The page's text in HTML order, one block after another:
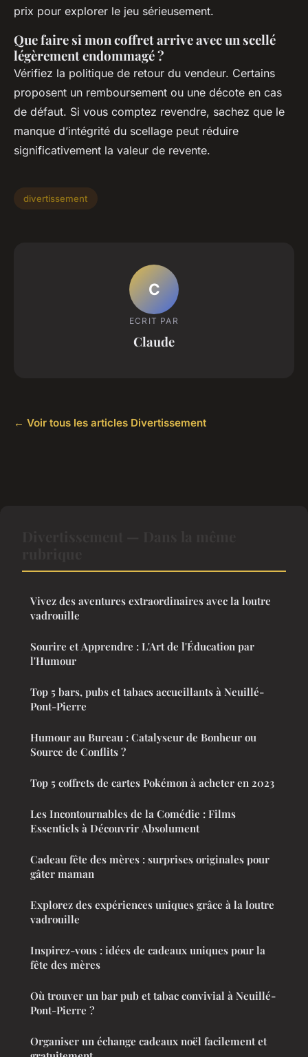
prix pour explorer le jeu sérieusement.
Que faire si mon coffret arrive avec un scellé
légèrement endommagé ?
Vérifiez la politique de retour du vendeur. Certains
proposent un remboursement ou une décote en cas
de défaut. Si vous comptez revendre, sachez que le
manque d’intégrité du scellage peut réduire
significativement la valeur de revente.
divertissement
C
ECRIT PAR
Claude
← Voir tous les articles Divertissement
Vivez des aventures extraordinaires avec la loutre
vadrouille
Sourire et Apprendre : L'Art de l'Éducation par
l'Humour
Top 5 bars, pubs et tabacs accueillants à Neuillé-
Pont-Pierre
Humour au Bureau : Catalyseur de Bonheur ou
Source de Conflits ?
Top 5 coffrets de cartes Pokémon à acheter en 2023
Les Incontournables de la Comédie : Films
Essentiels à Découvrir Absolument
Cadeau fête des mères : surprises originales pour
gâter maman
Explorez des expériences uniques grâce à la loutre
vadrouille
Inspirez-vous : idées de cadeaux uniques pour la
fête des mères
Où trouver un bar pub et tabac convivial à Neuillé-
Pont-Pierre ?
Organiser un échange cadeaux noël facilement et